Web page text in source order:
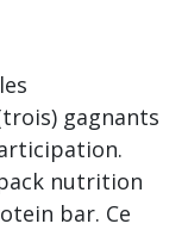
gagnants
nutrition
bar. Ce